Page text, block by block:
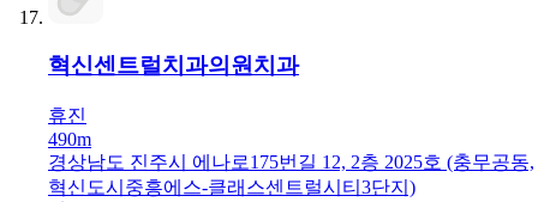
혁신센트럴치과의원치과
휴진
490m
경상남도 진주시 에나로175번길 12, 2층 2025호 (충무공동,
혁신도시중흥에스-클래스센트럴시티3단지)